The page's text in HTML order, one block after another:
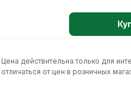
Цена действительна только для
отличаться от цен в розничных